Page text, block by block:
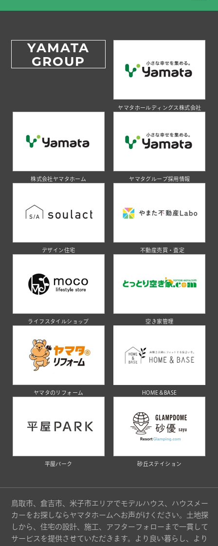
YAMATA
GROUP
ヤマタホールディングス株式会社
株式会社ヤマタホーム ヤマタグループ採用情報
デザイン住宅 不動産売買・査定
ライフスタイルショップ 空き家管理
ヤマタのリフォーム HOME＆BASE
平屋パーク 砂丘ステイション
鳥取市、倉吉市、米子市エリアでモデルハウス、ハウスメー
カーをお探しならヤマタホームへお声がけください。土地探
しから、住宅の設計、施工、アフターフォローまで一貫して
サービスを提供させていただきます。より良い暮らし、より